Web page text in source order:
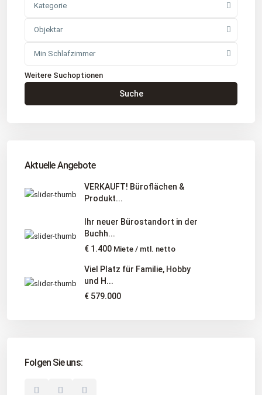
Kategorie
Objektar
Min Schlafzimmer
Weitere Suchoptionen
Suche
Aktuelle Angebote
VERKAUFT! Büroflächen &
Produkt...
Ihr neuer Bürostandort in der
Buchh...
€ 1.400 Miete / mtl. netto
Viel Platz für Familie, Hobby
und H...
€ 579.000
Folgen Sie uns:
Kontakt
: Buchholz in der Nordheide
Unternehmen
Immobilienangebote